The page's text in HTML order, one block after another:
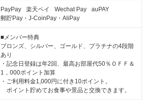
PayPay 楽天ペイ Wechat Pay
auPAY
郵貯Pay・J-CoinPay・AliPay
■メンバー特典
ブロンズ、シルバー、ゴールド、プラチナの4段階
あり
・記念日登録は年2回、最高お部屋代50％ＯＦＦ＆
1，000ポイント加算
・ご利用料金1,000円に付き10ポイント。
ポイント貯めてお食事や景品と交換できます。